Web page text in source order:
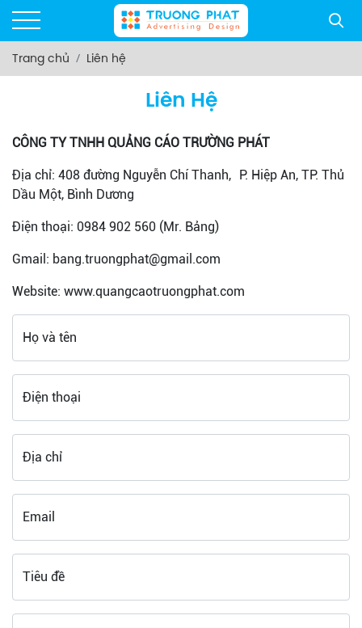
Trang chủ Liên hệ
Liên Hệ
CÔNG TY TNHH QUẢNG CÁO TRƯỜNG PHÁT
Địa chỉ: 408 đường Nguyễn Chí Thanh, P. Hiệp An, TP. Thủ
Dầu Một, Bình Dương
Điện thoại: 0984 902 560 (Mr. Bảng)
Gmail: bang.truongphat@gmail.com
Website: www.quangcaotruongphat.com
Họ và tên
Điện thoại
Địa chỉ
Email
Tiêu đề